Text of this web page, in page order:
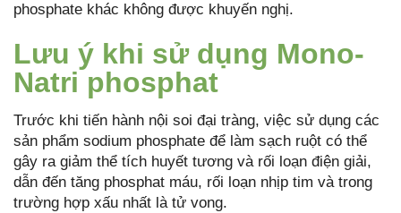
phosphate khác không được khuyến nghị.
Lưu ý khi sử dụng Mono-
Natri phosphat
Trước khi tiến hành nội soi đại tràng, việc sử dụng các
sản phẩm sodium phosphate để làm sạch ruột có thể
gây ra giảm thể tích huyết tương và rối loạn điện giải,
dẫn đến tăng phosphat máu, rối loạn nhịp tim và trong
trường hợp xấu nhất là tử vong.